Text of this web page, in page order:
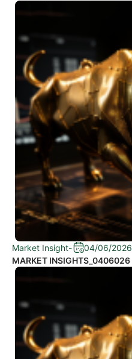
Market Insight-
04/06/2026
MARKET INSIGHTS_0406026